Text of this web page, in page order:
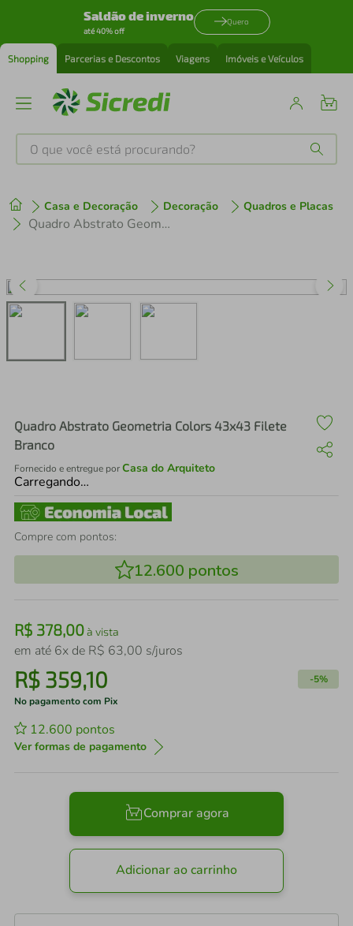
Saldão de inverno
até 40% off
Quero
Shopping Parcerias e Descontos Viagens Imóveis e Veículos
O que você está procurando?
Casa e Decoração Decoração Quadros e Placas
Quadro Abstrato Geometria Colors 43x43 Filete Branco
Quadro Abstrato Geometria Colors 43x43 Filete
Branco
Fornecido e entregue porCasa do Arquiteto
Carregando…
Compre com pontos:
12.600 pontos
R$ 378,00à vista
em até 6x de R$ 63,00 s/juros
R$ 359,10 -5%
No pagamento com Pix
12.600 pontos
Ver formas de pagamento
Comprar agora
Adicionar ao carrinho
1º tenis
perfume